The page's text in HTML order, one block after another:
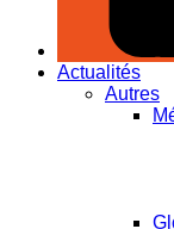
Actualités
Autres